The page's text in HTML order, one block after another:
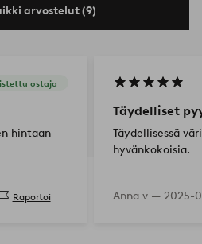
arvostelut (9)
ostaja
hintaan
Raportoi
Täydelliset
Täydellisessä
hyvänkokoisia.
Anna v — 2025-